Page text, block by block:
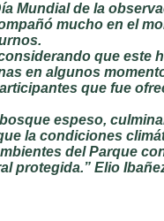
Mundial de la
mucho en el
que este
en algunos
que fue
espeso,
la condiciones
del Parque
protegida.” Elio